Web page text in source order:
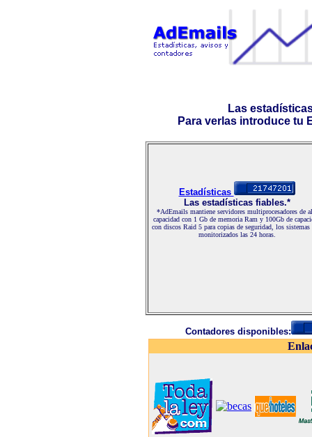
Las
Para verlas introduce tu
Estadísticas
Las estadísticas fiables.*
*AdEmails mantiene servidores multiprocesadores de
capacidad con 1 Gb de memoria Ram y 100Gb de
con discos Raid 5 para copias de seguridad, los sistemas
monitorizados las 24 horas.
Contadores disponibles: